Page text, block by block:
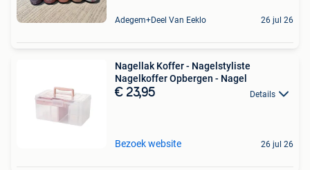
Adegem+Deel Van Eeklo 26 jul 26
Nagellak Koffer - Nagelstyliste
Nagelkoffer Opbergen - Nagel
€ 23,95 Details
Bezoek website 26 jul 26